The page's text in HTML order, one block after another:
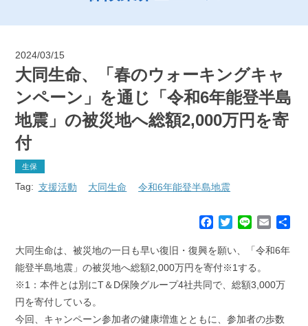
2024/03/15
大同生命、「春のウォーキングキャ
ンペーン」を通じ「令和6年能登半島
地震」の被災地へ総額2,000万円を寄
付
生保
Tag: 支援活動 大同生命 令和6年能登半島地震
c
e
o
k
T
i
t
e
n
e
E
a
大同生命は、被災地の一日も早い復旧・復興を願い、「令和6年
能登半島地震」の被災地へ総額2,000万円を寄付※1する。
※1：本件とは別にT＆D保険グループ4社共同で、総額3,000万
円を寄付している。
今回、キャンペーン参加者の健康増進とともに、参加者の歩数